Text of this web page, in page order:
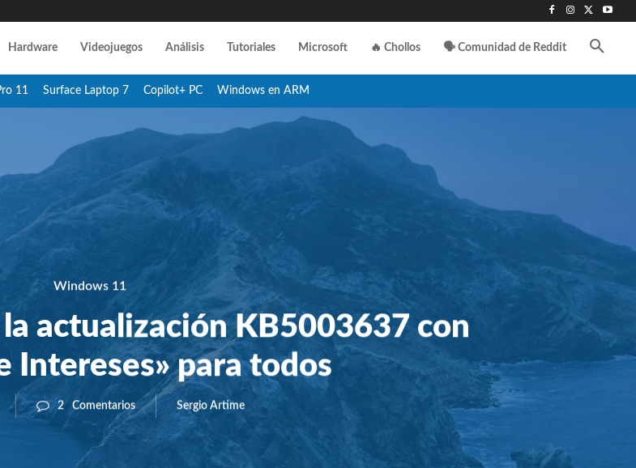
Hardware Videojuegos Análisis Tutoriales Microsoft 🔥 Chollos 🗣️ Comunidad de Reddit
11 Surface Laptop 7 Copilot+ PC Windows en ARM
Windows 11
actualización KB5003637 con
Intereses» para todos
2 Comentarios Sergio Artime